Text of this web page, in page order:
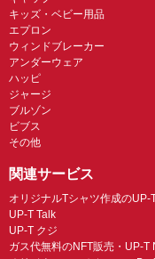
キッズ・ベビー用品
エプロン
ウィンドブレーカー
アンダーウェア
ハッピ
ジャージ
ブルゾン
ビブス
その他
関連サービス
オリジナルTシャツ作成のUP-
UP-T Talk
UP-T クジ
ガス代無料のNFT販売・UP-T